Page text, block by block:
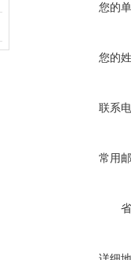
您的
您的
联系
常用